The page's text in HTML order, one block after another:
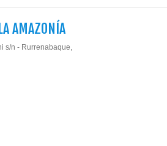
AMAZONÍA
s/n - Rurrenabaque,